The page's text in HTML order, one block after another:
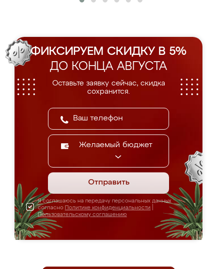
ФИКСИРУЕМ СКИДКУ В 5%
ДО КОНЦА АВГУСТА
Оставьте заявку сейчас, скидка
сохранится.
Желаемый бюджет
Отправить
Я соглашаюсь на передачу персональных данных
согласно Политике конфиденциальности
Пользовательскому соглашению